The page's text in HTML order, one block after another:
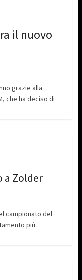
il nuovo
grazie alla
che ha deciso di
a Zolder
campionato del
più